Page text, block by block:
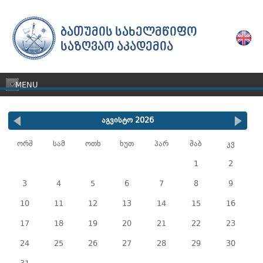
ᲑᲐᲗᲣᲛᲘᲡ ᲡᲐᲮᲔᲚᲛᲬᲘᲤᲝ
ᲡᲐᲖᲦᲕᲐᲝ ᲐᲙᲐᲓᲔᲛᲘᲐ
MENU
აგვისტო 2026
ორშ სამ ოთხ ხუთ პარ შაბ კვ
1 2
3 4 5 6 7 8 9
10 11 12 13 14 15 16
17 18 19 20 21 22 23
24 25 26 27 28 29 30